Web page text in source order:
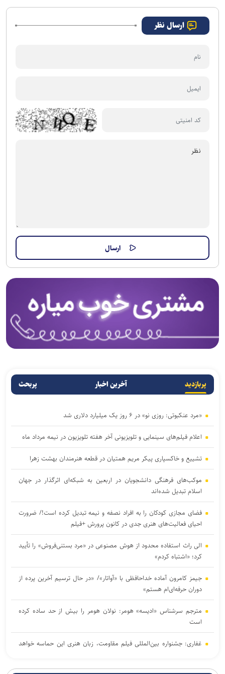
ارسال نظر
پربازدید آخرین اخبار پربحث
«مرد عنکبوتی: روزی نو» در ۶ روز یک میلیارد دلاری شد
اعلام فیلم‌های سینمایی و تلویزیونی آخر هفته تلویزیون در نیمه مرداد ماه
تشییع و خاکسپاری پیکر مریم همتیان در قطعه هنرمندان بهشت زهرا
موکب‌های فرهنگی دانشجویان در اربعین به شبکه‌ای اثرگذار در جهان
اسلام تبدیل شده‌اند
فضای مجازی کودکان را به افراد نصفه و نیمه تبدیل کرده است!/ ضرورت
احیای فعالیت‌های هنری جدی در کانون پرورش +فیلم
الی راث استفاده محدود از هوش مصنوعی در «مرد بستنی‌فروش» را تأیید
کرد؛ «اشتباه کردم»
جیمز کامرون آماده خداحافظی با «آواتار»/ «در حال ترسیم آخرین پرده از
دوران حرفه‌ای‌ام هستم»
مترجم سرشناس «ادیسه» هومر: نولان هومر را بیش از حد ساده کرده
است
غفاری: جشنواره بین‌المللی فیلم مقاومت، زبان هنری این حماسه خواهد